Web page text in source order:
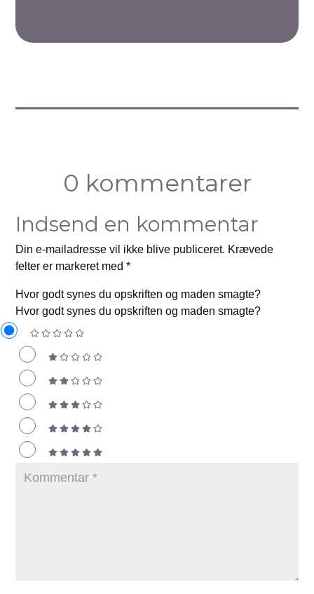
0 kommentarer
Indsend en kommentar
Din e-mailadresse vil ikke blive publiceret. Krævede
felter er markeret med*
Hvor godt synes du opskriften og maden smagte?
Hvor godt synes du opskriften og maden smagte?